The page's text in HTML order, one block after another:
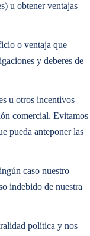
u obtener ventajas
o ventaja que
y deberes de
u otros incentivos
comercial. Evitamos
pueda anteponer las
caso nuestro
indebido de nuestra
política y nos